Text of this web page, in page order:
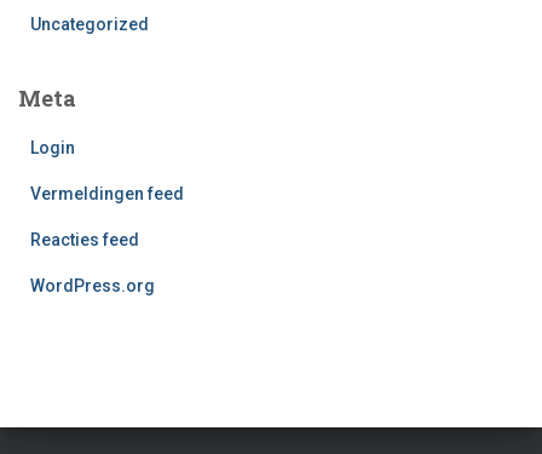
Uncategorized
Meta
Login
Vermeldingen feed
Reacties feed
WordPress.org